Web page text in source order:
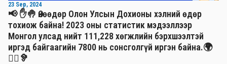
23 Sep, 2024
📢 ✋🤚 Өнөөдөр Олон Улсын Дохионы хэлний өдөр
тохиож байна! 2023 оны статистик мэдээллээр
Монгол улсад нийт 111,228 хөгжлийн бэрхшээлтэй
иргэд байгаагийн 7800 нь сонсголгүй иргэн байна.🌍
🧏‍♂️🦻